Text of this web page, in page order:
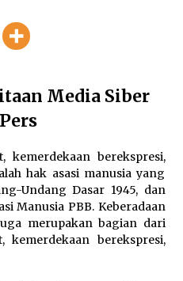
Tanah Desa
Sinergikan
Pengemis
Umur
Risiko
dengan
Media Siber
kemerdekaan berekspresi,
hak asasi manusia yang
Undang Dasar 1945, dan
Manusia PBB. Keberadaan
merupakan bagian dari
kemerdekaan berekspresi,